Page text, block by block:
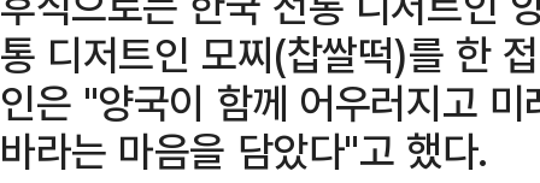
통 디저트인 모찌(찹쌀떡)를 한
인은 "양국이 함께 어우러지고
바라는 마음을 담았다"고 했다.